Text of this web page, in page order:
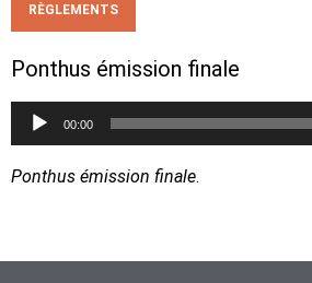
RÈGLEMENTS
Ponthus émission finale
Lecteur
audio
00:00
Ponthus émission finale.